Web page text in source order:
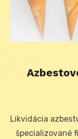
Likvidácia
špecializované